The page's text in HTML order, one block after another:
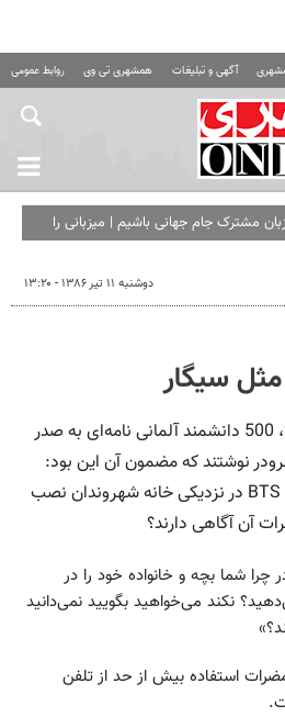
آگهی و تبلیغات همشهری تی وی روابط عمومی
مشترک جام جهانی باشیم |‌ میزبانی را
دوشنبه ۱۱ تیر ۱۳۸۶ - ۱۳:۲۰
سیگار
عمید نمازیخواه: سال 2004، 500 دانشمند آلمانی نامه‌ای به صدر
نوشتند که مضمون آن این بود:
چرا اجازه می‌دهید آنتن‌های BTS در نزدیکی خانه شهروندان نصب
آن آگاهی دارند؟
چرا شما بچه و خانواده خود را در
نکند می‌خواهید بگویید‌ نمی‌دانید
استفاده بیش از حد از تلفن